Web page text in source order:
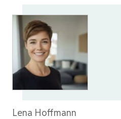
Lena Hoffmann